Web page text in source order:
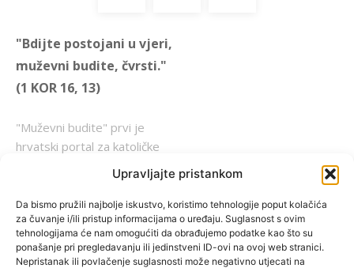
Upravljajte pristankom
Da bismo pružili najbolje iskustvo, koristimo tehnologije poput kolačića
za čuvanje i/ili pristup informacijama o uređaju. Suglasnost s ovim
tehnologijama će nam omogućiti da obrađujemo podatke kao što su
ponašanje pri pregledavanju ili jedinstveni ID-ovi na ovoj web stranici.
Nepristanak ili povlačenje suglasnosti može negativno utjecati na
"Bdijte postojani u vjeri,
muževni budite, čvrsti."
(1 KOR 16, 13)
"Muževni budite" prvi je
hrvatski portal za katoličke
muškarce koji pokušava
reafirmirati u današnje
vrijeme itekako narušen
biblijski koncept muževnosti,
koji pokušavamo osvijetliti iz
više aspekata, prigodnih